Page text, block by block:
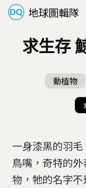
地球圖輯隊
求生存
動植物
一身漆黑的羽
鳥嘴，奇特的
物，牠的名字